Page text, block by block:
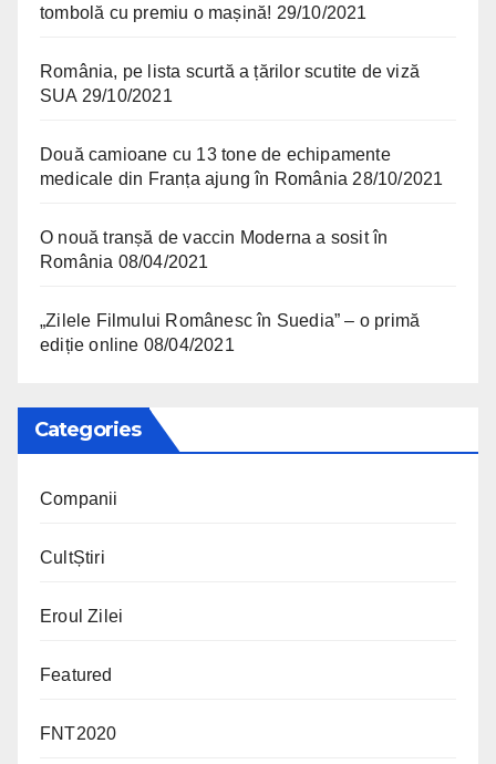
tombolă cu premiu o mașină! 29/10/2021
România, pe lista scurtă a țărilor scutite de viză
SUA 29/10/2021
Două camioane cu 13 tone de echipamente
medicale din Franța ajung în România 28/10/2021
O nouă tranșă de vaccin Moderna a sosit în
România 08/04/2021
„Zilele Filmului Românesc în Suedia” – o primă
ediție online 08/04/2021
Categories
Companii
CultȘtiri
Eroul Zilei
Featured
FNT2020